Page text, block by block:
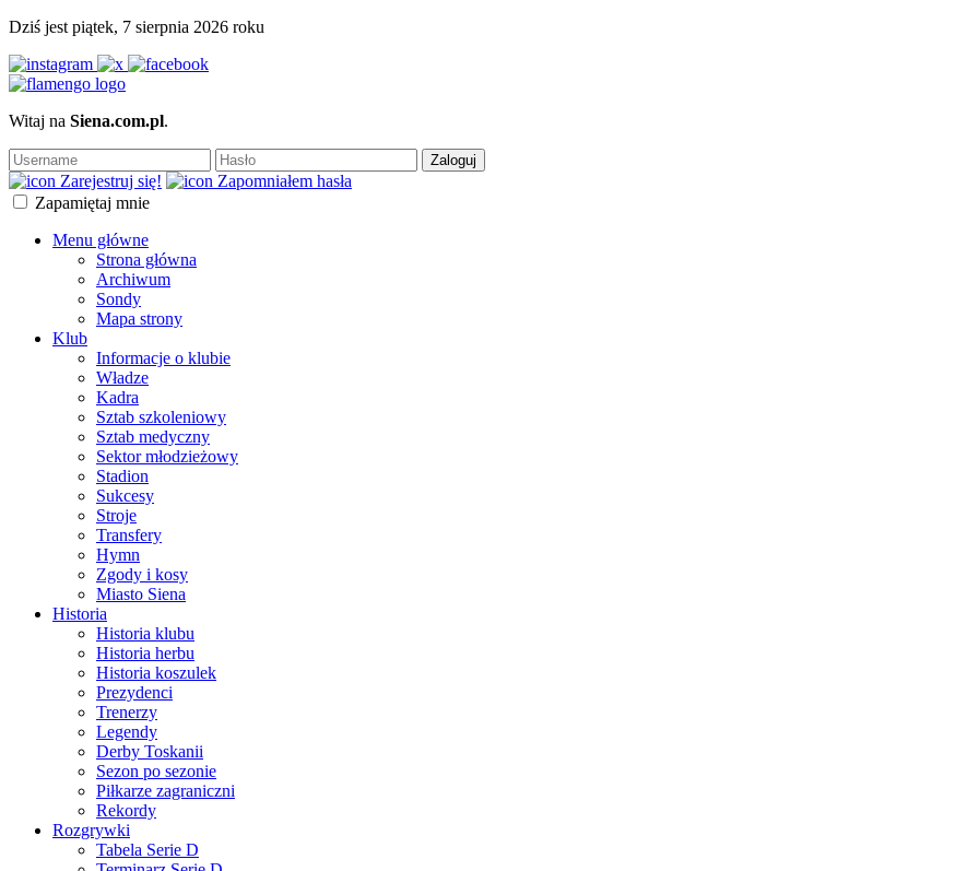
Dziś jest piątek, 7 sierpnia 2026 roku
Witaj na Siena.com.pl.
Zaloguj
Zarejestruj się!
Zapomniałem hasła
Zapamiętaj mnie
Menu główne
Strona główna
Archiwum
Sondy
Mapa strony
Klub
Informacje o klubie
Władze
Kadra
Sztab szkoleniowy
Sztab medyczny
Sektor młodzieżowy
Stadion
Sukcesy
Stroje
Transfery
Hymn
Zgody i kosy
Miasto Siena
Historia
Historia klubu
Historia herbu
Historia koszulek
Prezydenci
Trenerzy
Legendy
Derby Toskanii
Sezon po sezonie
Piłkarze zagraniczni
Rekordy
Rozgrywki
Tabela Serie D